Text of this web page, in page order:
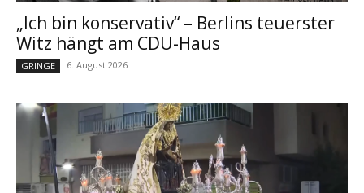
„Ich bin konservativ“ – Berlins teuerster
Witz hängt am CDU-Haus
GRINGE 6. August 2026